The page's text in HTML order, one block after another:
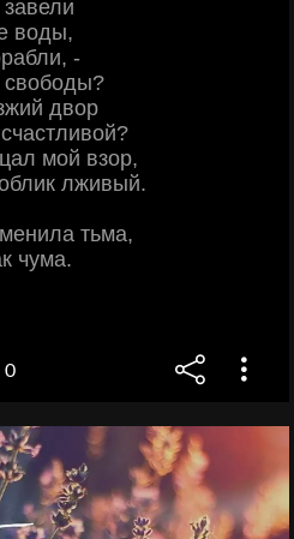
воды,
-
двор
мой взор,
лживый.
тьма,
чума.
0